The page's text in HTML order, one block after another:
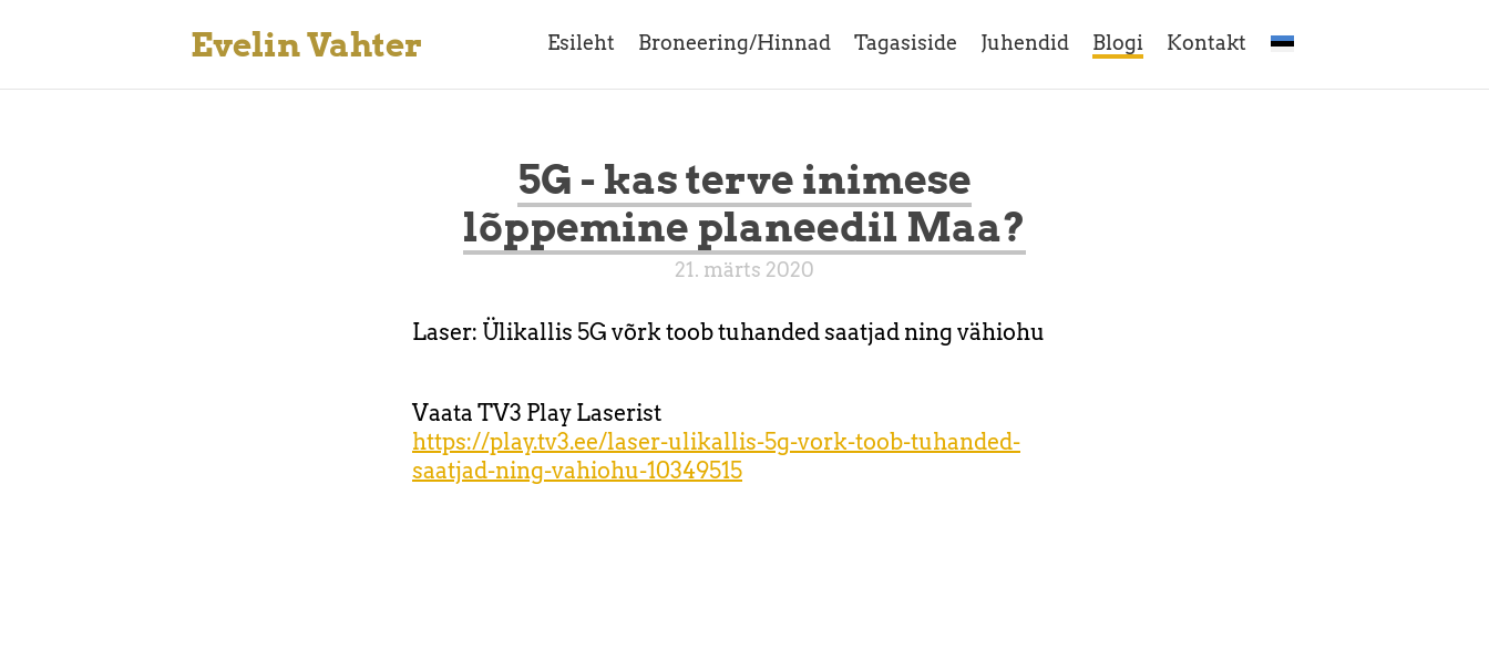
Evelin Vahter Esileht Broneering/Hinnad Tagasiside Juhendid Blogi Kontakt
5G - kas terve inimese
lõppemine planeedil Maa?
21. märts 2020
Laser: Ülikallis 5G võrk toob tuhanded saatjad ning vähiohu
Vaata TV3 Play Laserist
https://play.tv3.ee/laser-ulikallis-5g-vork-toob-tuhanded-
saatjad-ning-vahiohu-10349515